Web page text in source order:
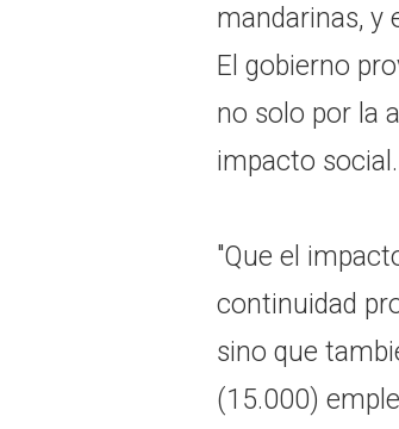
mandarinas, y
El gobierno
no solo por la
impacto social.
"Que el
continuidad
sino que
(15.000)